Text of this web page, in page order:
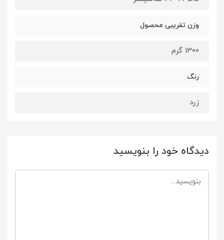
وزن تقریبی محصول
1300 گرم
رنگ
زرد
دیدگاه خود را بنویسید